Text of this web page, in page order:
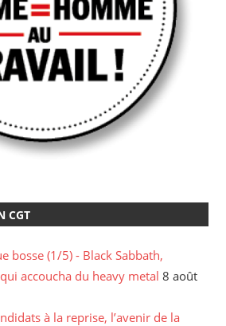
CGT
bosse (1/5) - Black Sabbath,
accoucha du heavy metal 8 août
à la reprise, l’avenir de la